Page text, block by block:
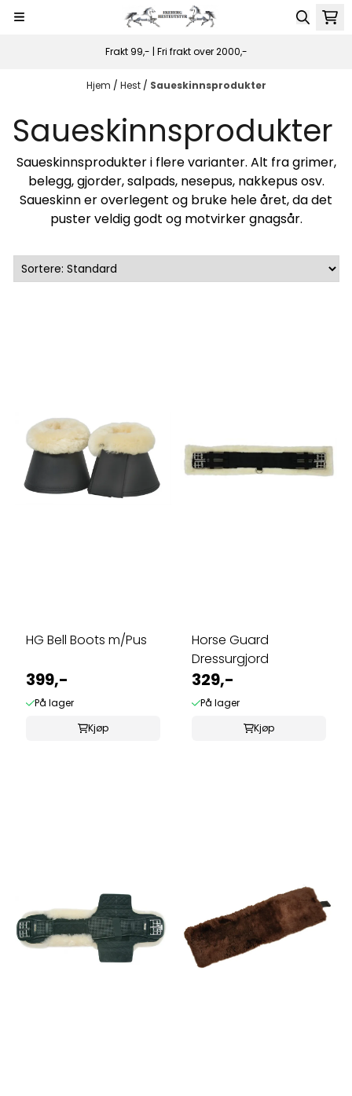
Hopp til innhold
Frakt 99,- | Fri frakt over 2000,-
Hjem / Hest / Saueskinnsprodukter
Saueskinnsprodukter
Saueskinnsprodukter i flere varianter. Alt fra grimer,
belegg, gjorder, salpads, nesepus, nakkepus osv.
Saueskinn er overlegent og bruke hele året, da det
puster veldig godt og motvirker gnagsår.
HG Bell Boots m/Pus
399,-
På lager
Kjøp
Horse Guard
Dressurgjord
329,-
På lager
Kjøp